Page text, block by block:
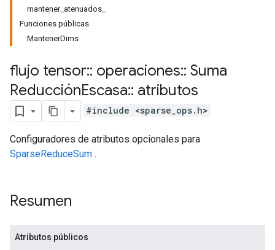
mantener_atenuados_
Funciones públicas
MantenerDims
flujo tensor:: operaciones:: Suma
ReducciónEscasa:: atributos
#include <sparse_ops.h>
Configuradores de atributos opcionales para
SparseReduceSum .
Resumen
Atributos públicos